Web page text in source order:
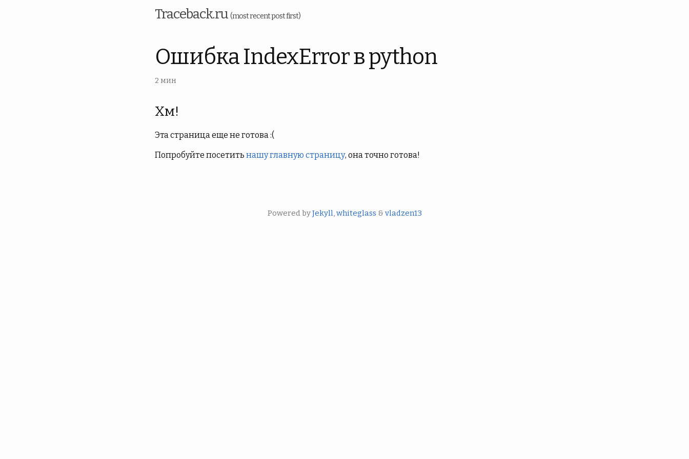
Traceback.ru (most recent post first)
Ошибка IndexError в python
2 мин
Хм!
Эта страница еще не готова :(
Попробуйте посетить нашу главную страницу, она точно готова!
Powered byJekyll,whiteglass & vladzen13